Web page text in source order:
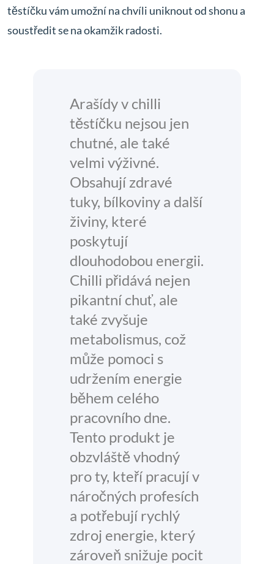
těstíčku vám umožní na chvíli uniknout od shonu a
soustředit se na okamžik radosti.
Arašídy v chilli
těstíčku nejsou jen
chutné, ale také
velmi výživné.
Obsahují zdravé
tuky, bílkoviny a další
živiny, které
poskytují
dlouhodobou energii.
Chilli přidává nejen
pikantní chuť, ale
také zvyšuje
metabolismus, což
může pomoci s
udržením energie
během celého
pracovního dne.
Tento produkt je
obzvláště vhodný
pro ty, kteří pracují v
náročných profesích
a potřebují rychlý
zdroj energie, který
zároveň snižuje pocit